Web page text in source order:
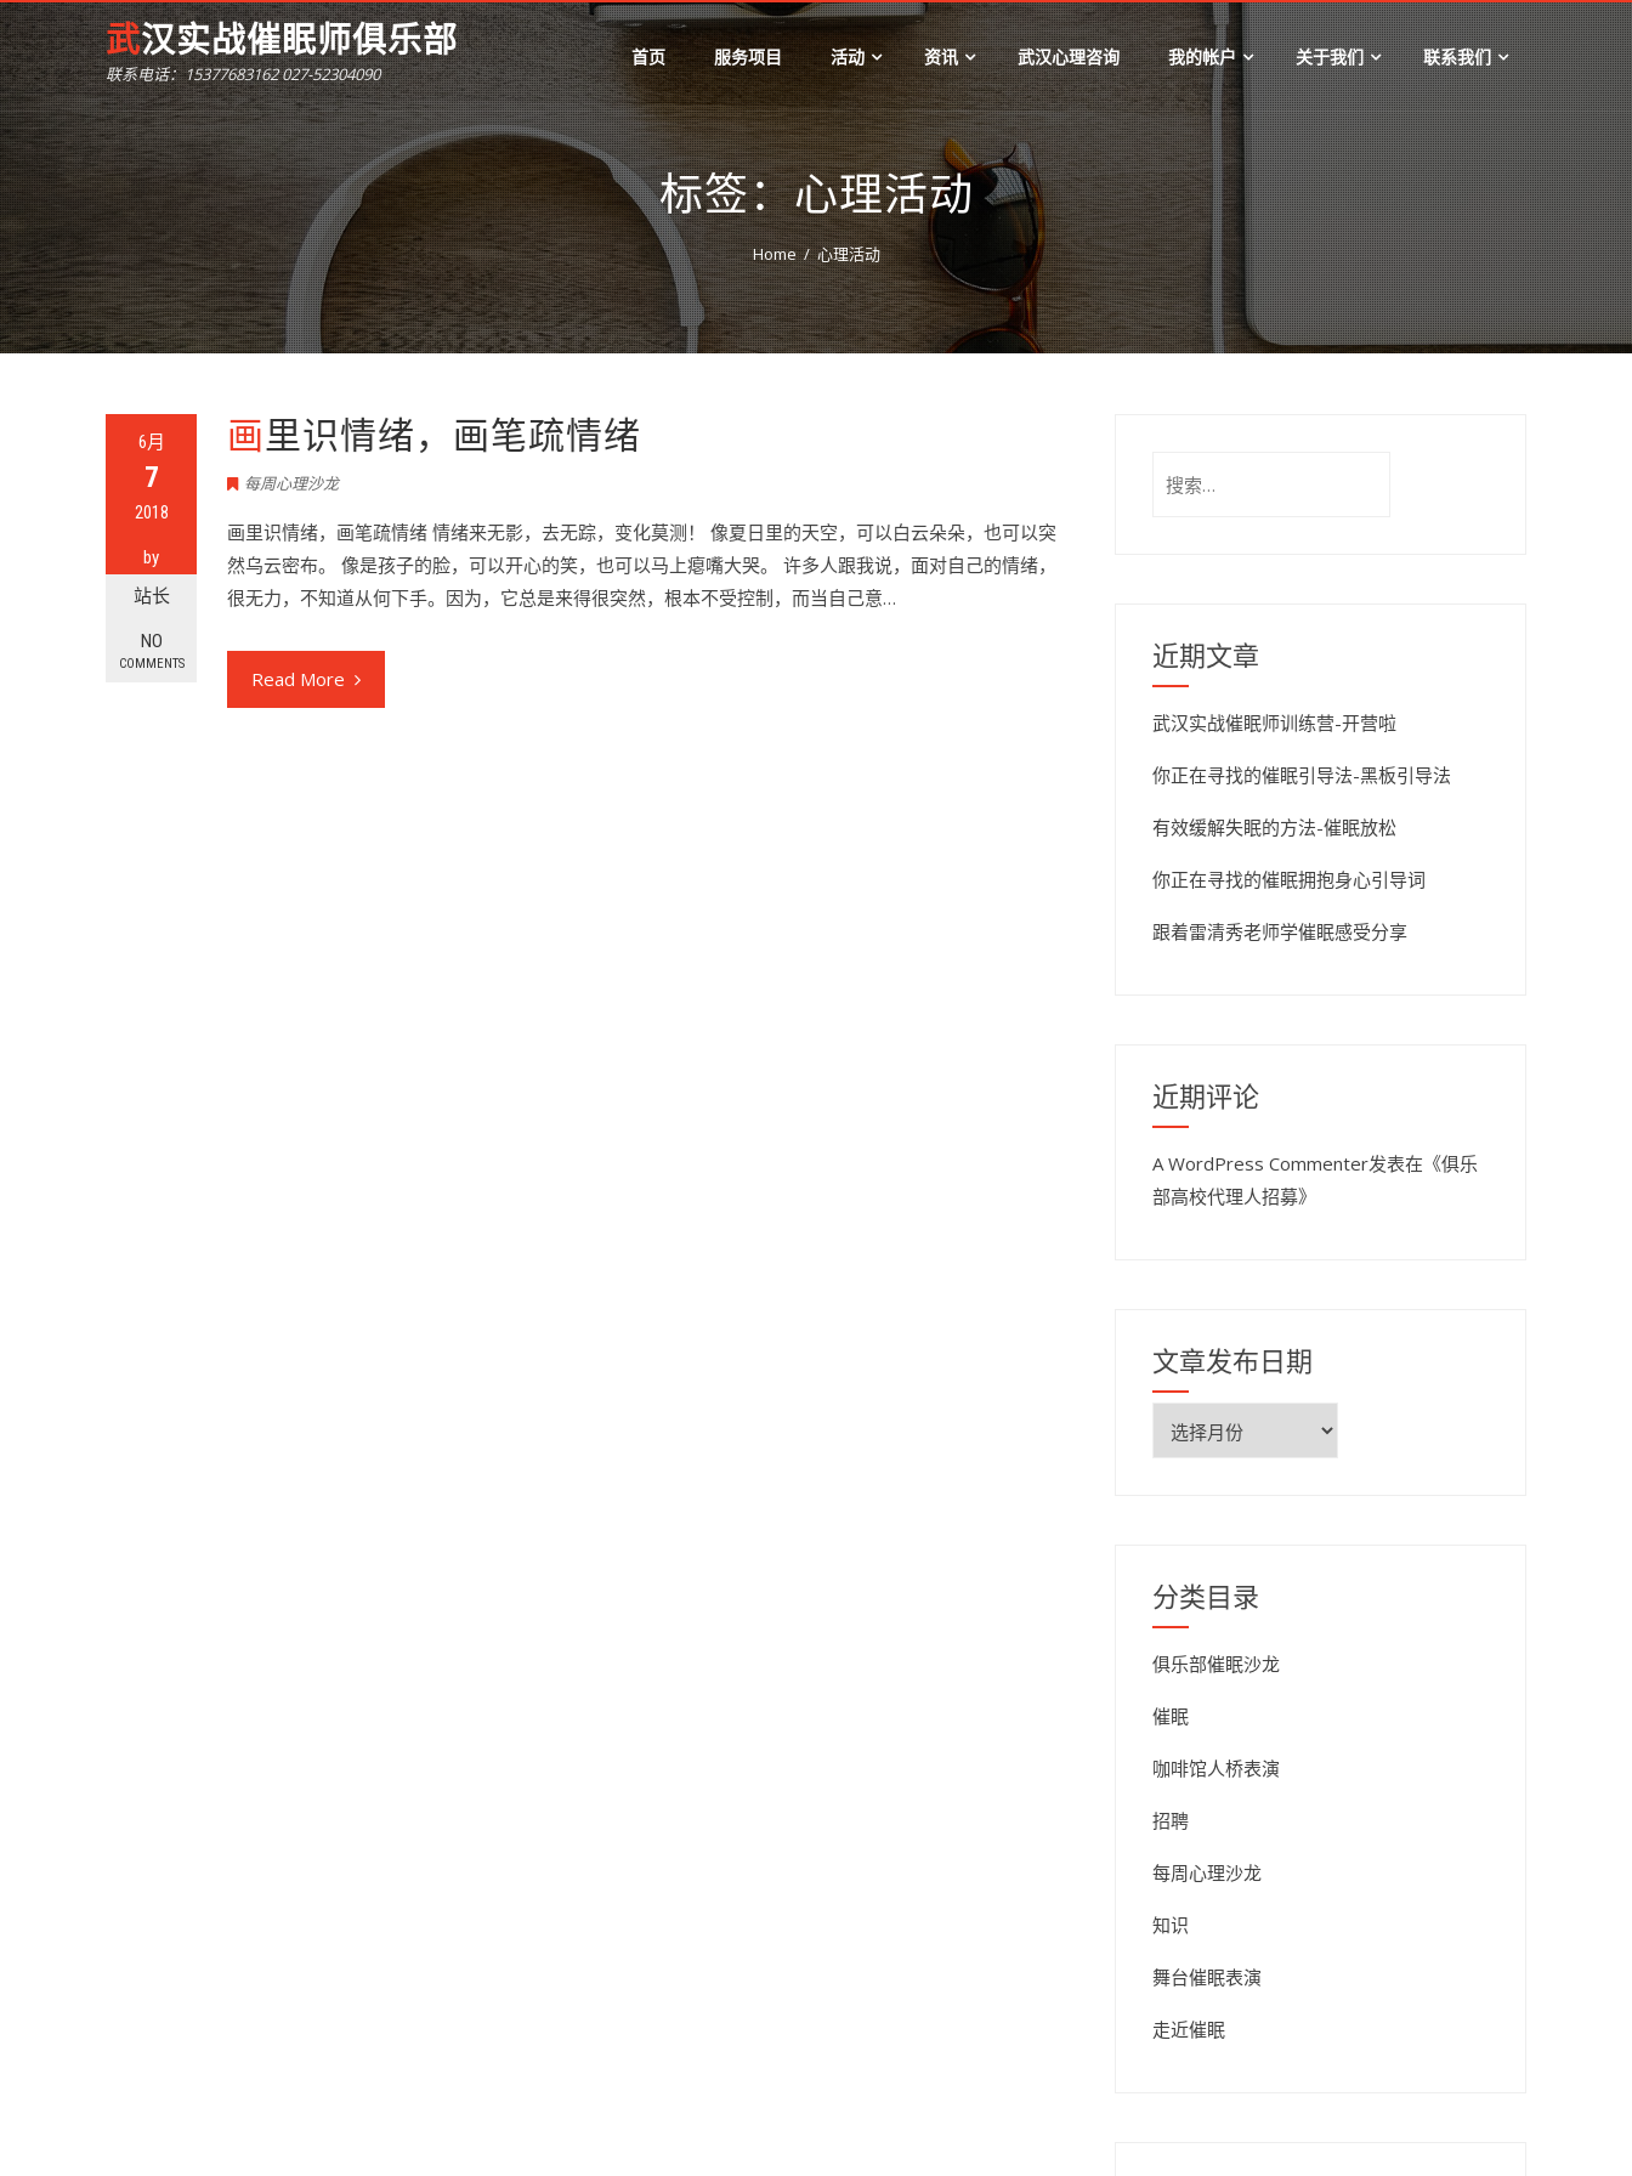
武汉实战催眠师俱乐部
联系电话：15377683162 027-52304090
首页 服务项目 活动 资讯 武汉心理咨询 我的帐户 关于我们 联系我们
标签：心理活动
Home 心理活动
6月
7
2018
by
站长
NO
COMMENTS
画里识情绪，画笔疏情绪
每周心理沙龙
画里识情绪，画笔疏情绪 情绪来无影，去无踪，变化莫测！ 像夏日里的天空，可以白云朵朵，也可以突
然乌云密布。 像是孩子的脸，可以开心的笑，也可以马上瘪嘴大哭。 许多人跟我说，面对自己的情绪，
很无力，不知道从何下手。因为，它总是来得很突然，根本不受控制，而当自己意…
Read More
索：
近期文章
武汉实战催眠师训练营-开营啦
你正在寻找的催眠引导法-黑板引导法
有效缓解失眠的方法-催眠放松
你正在寻找的催眠拥抱身心引导词
跟着雷清秀老师学催眠感受分享
近期评论
A WordPress Commenter发表在《俱乐
部高校代理人招募》
文章发布日期
期
分类目录
俱乐部催眠沙龙
催眠
咖啡馆人桥表演
招聘
每周心理沙龙
知识
舞台催眠表演
走近催眠